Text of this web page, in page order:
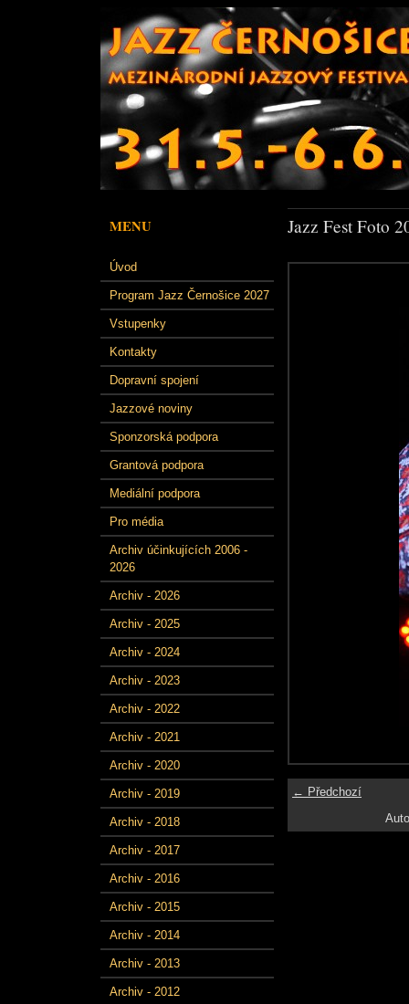
MENU
Úvod
Program Jazz Černošice 2027
Vstupenky
Kontakty
Dopravní spojení
Jazzové noviny
Sponzorská podpora
Grantová podpora
Mediální podpora
Pro média
Archiv účinkujících 2006 -
2026
Archiv - 2026
Archiv - 2025
Archiv - 2024
Archiv - 2023
Archiv - 2022
Archiv - 2021
Archiv - 2020
Archiv - 2019
Archiv - 2018
Archiv - 2017
Archiv - 2016
Archiv - 2015
Archiv - 2014
Archiv - 2013
Archiv - 2012
Jazz Fest Foto
← Předchozí